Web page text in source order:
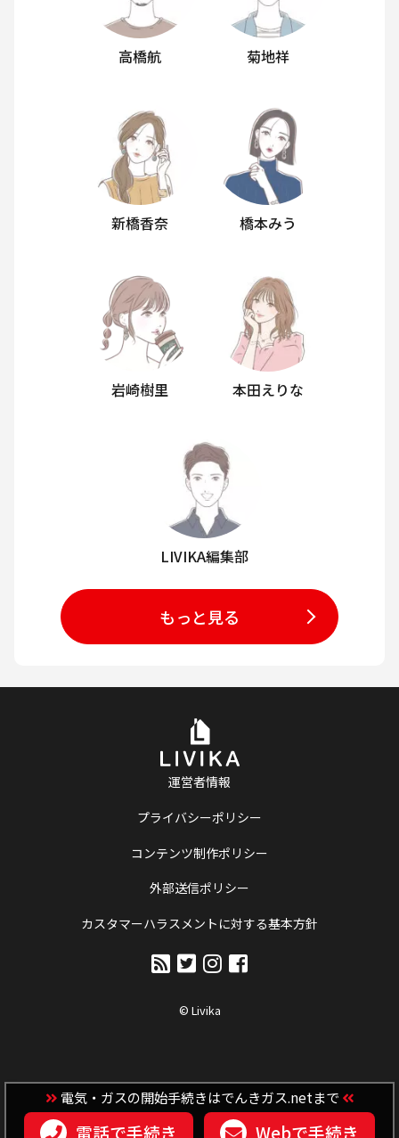
高橋航 菊地祥
新橋香奈 橋本みう
岩崎樹里 本田えりな
LIVIKA編集部
もっと見る
運営者情報
プライバシーポリシー
コンテンツ制作ポリシー
外部送信ポリシー
カスタマーハラスメントに対する基本方針
© Livika
電気・ガスの開始手続きはでんきガス.netまで
電話で手続き Webで手続き